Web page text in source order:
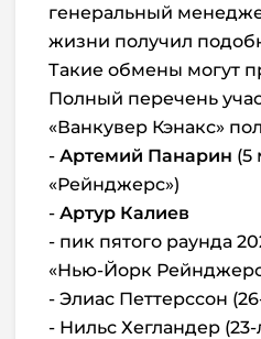
генеральный
жизни получил
Такие обмены могут
Полный перечень
«Ванкувер Кэнакс»
- Артемий Панарин (5
«Рейнджерс»)
- Артур Калиев
- пик пятого раунда
«Нью-Йорк
- Элиас Петтерссон
- Нильс Хегландер